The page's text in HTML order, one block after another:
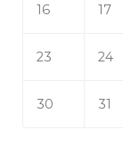
16 17
23 24
30 31